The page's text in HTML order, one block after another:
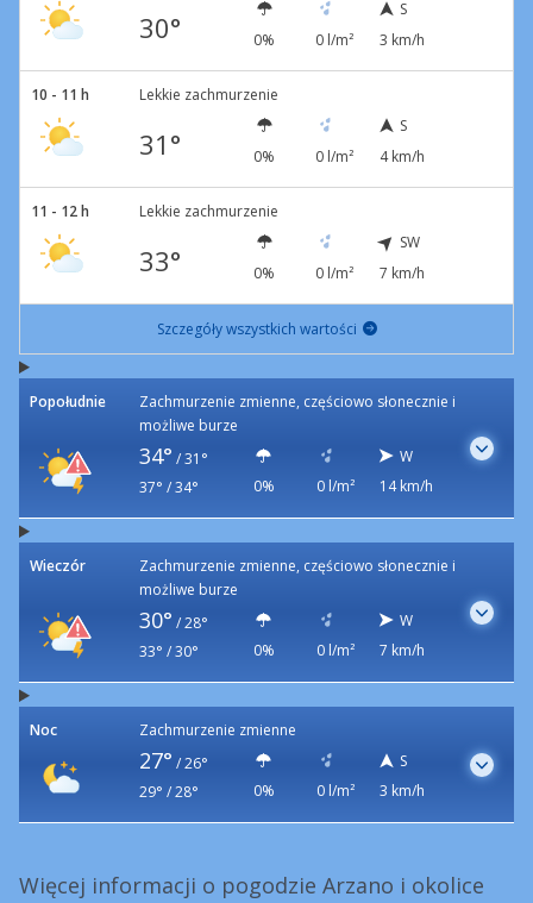
30° 0% 0 l/m²
S
3 km/h
10 - 11 h Lekkie zachmurzenie
31° 0% 0 l/m²
S
4 km/h
11 - 12 h Lekkie zachmurzenie
33° 0% 0 l/m²
SW
7 km/h
Szczegóły wszystkich wartości
Popołudnie
Zachmurzenie zmienne, częściowo słonecznie i
możliwe burze
34° / 31°
37° / 34°
0% 0 l/m²
W
14 km/h
Wieczór
Zachmurzenie zmienne, częściowo słonecznie i
możliwe burze
30° / 28°
33° / 30°
0% 0 l/m²
W
7 km/h
Noc Zachmurzenie zmienne
27° / 26°
29° / 28°
0% 0 l/m²
S
3 km/h
Więcej informacji o pogodzie Arzano i okolice